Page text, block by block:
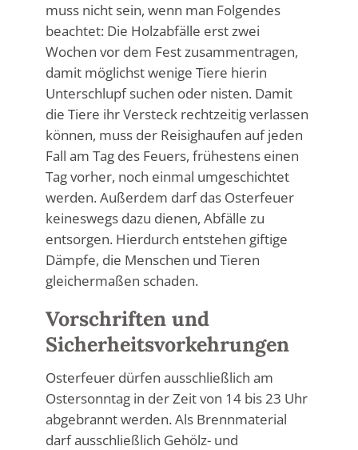
muss nicht sein, wenn man Folgendes
beachtet: Die Holzabfälle erst zwei
Wochen vor dem Fest zusammentragen,
damit möglichst wenige Tiere hierin
Unterschlupf suchen oder nisten. Damit
die Tiere ihr Versteck rechtzeitig verlassen
können, muss der Reisighaufen auf jeden
Fall am Tag des Feuers, frühestens einen
Tag vorher, noch einmal umgeschichtet
werden. Außerdem darf das Osterfeuer
keineswegs dazu dienen, Abfälle zu
entsorgen. Hierdurch entstehen giftige
Dämpfe, die Menschen und Tieren
gleichermaßen schaden.
Vorschriften und
Sicherheitsvorkehrungen
Osterfeuer dürfen ausschließlich am
Ostersonntag in der Zeit von 14 bis 23 Uhr
abgebrannt werden. Als Brennmaterial
darf ausschließlich Gehölz- und